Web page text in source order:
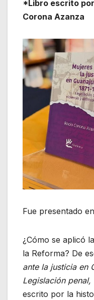
*Libro escrito
Corona Azanza
Fue presentado
¿Cómo se aplicó
la Reforma? De
ante la justicia en
Legislación
escrito por la